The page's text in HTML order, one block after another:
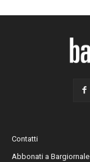
Contatti
Abbonati a Bargiornale